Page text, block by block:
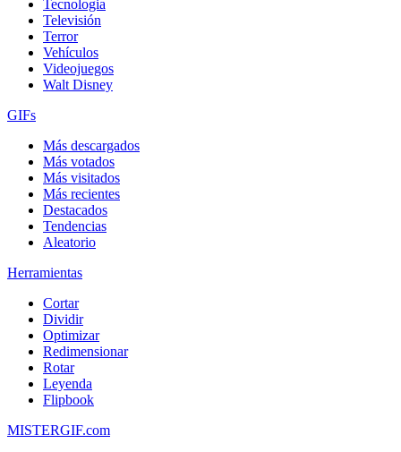
Tecnologia
Televisión
Terror
Vehículos
Videojuegos
Walt Disney
GIFs
Más descargados
Más votados
Más visitados
Más recientes
Destacados
Tendencias
Aleatorio
Herramientas
Cortar
Dividir
Optimizar
Redimensionar
Rotar
Leyenda
Flipbook
MISTERGIF.com